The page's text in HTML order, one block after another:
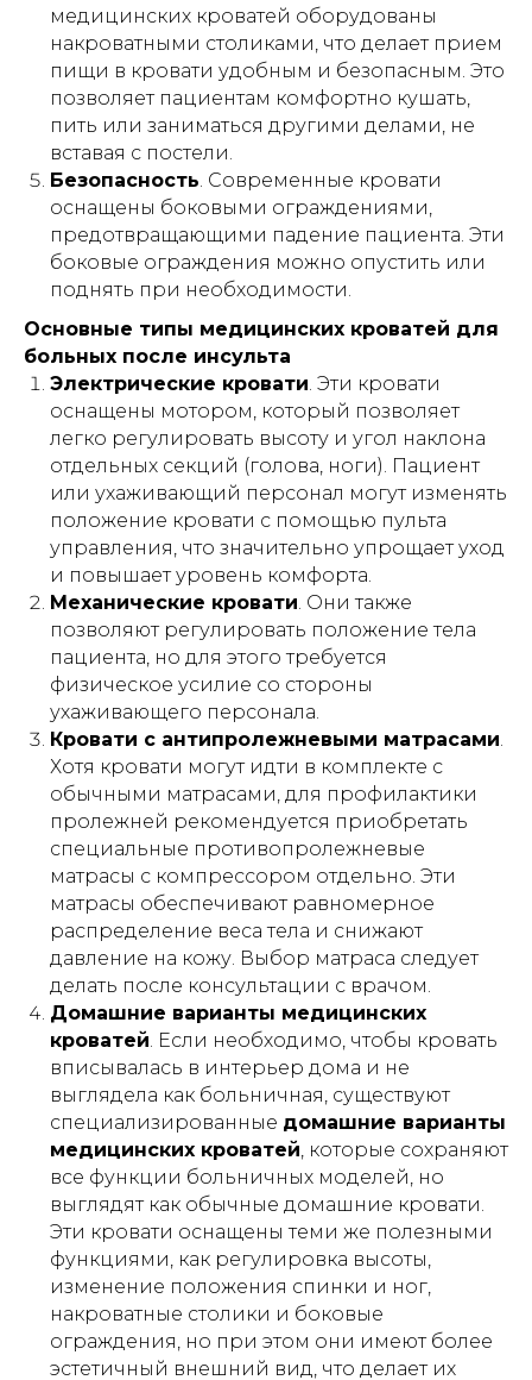
медицинских кроватей оборудованы
накроватными столиками, что делает прием
пищи в кровати удобным и безопасным. Это
позволяет пациентам комфортно кушать,
пить или заниматься другими делами, не
вставая с постели.
Безопасность. Современные кровати
оснащены боковыми ограждениями,
предотвращающими падение пациента. Эти
боковые ограждения можно опустить или
поднять при необходимости.
Основные типы медицинских кроватей для
больных после инсульта
Электрические кровати. Эти кровати
оснащены мотором, который позволяет
легко регулировать высоту и угол наклона
отдельных секций (голова, ноги). Пациент
или ухаживающий персонал могут изменять
положение кровати с помощью пульта
управления, что значительно упрощает уход
и повышает уровень комфорта.
Механические кровати. Они также
позволяют регулировать положение тела
пациента, но для этого требуется
физическое усилие со стороны
ухаживающего персонала.
Кровати с антипролежневыми матрасами.
Хотя кровати могут идти в комплекте с
обычными матрасами, для профилактики
пролежней рекомендуется приобретать
специальные противопролежневые
матрасы с компрессором отдельно. Эти
матрасы обеспечивают равномерное
распределение веса тела и снижают
давление на кожу. Выбор матраса следует
делать после консультации с врачом.
Домашние варианты медицинских
кроватей. Если необходимо, чтобы кровать
вписывалась в интерьер дома и не
выглядела как больничная, существуют
специализированные домашние варианты
медицинских кроватей, которые сохраняют
все функции больничных моделей, но
выглядят как обычные домашние кровати.
Эти кровати оснащены теми же полезными
функциями, как регулировка высоты,
изменение положения спинки и ног,
накроватные столики и боковые
ограждения, но при этом они имеют более
эстетичный внешний вид, что делает их
привезем
АРЕНДА МЕДИЦИНСКИХ КРОВАТЕЙ
облегчит ежедневный уход
7 положений
регулируются пультом -
без усилий
7 положений